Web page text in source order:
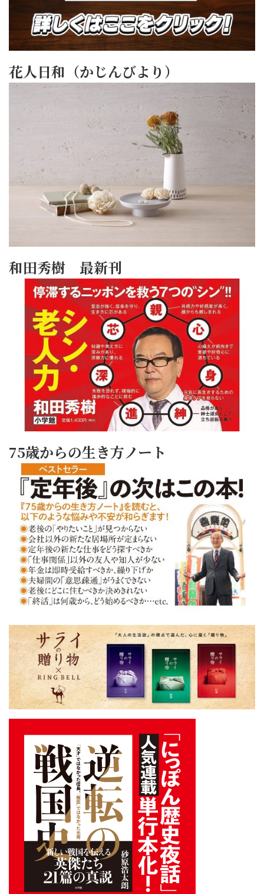
花人日和（かじんびより）
和田秀樹 最新刊
75歳からの生き方ノート